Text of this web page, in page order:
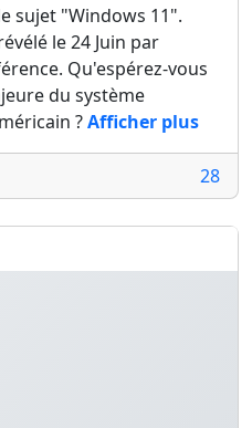
sujet "Windows 11".
le 24 Juin par
Qu'espérez-vous
du système
?Afficher plus
28